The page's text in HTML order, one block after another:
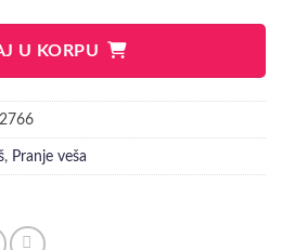
U KORPU
, Pranje veša